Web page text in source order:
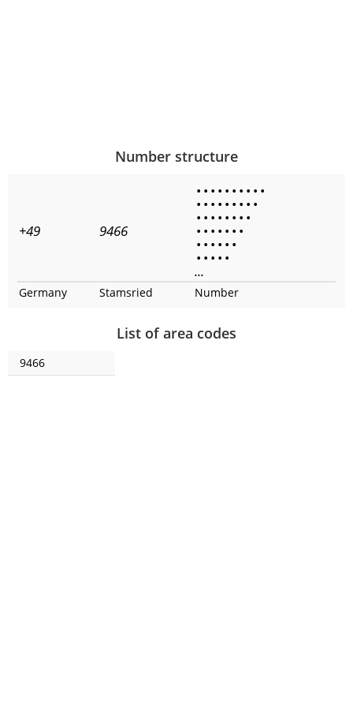
Number structure
+49 9466
• • • • • • • • • •
• • • • • • • • •
• • • • • • • •
• • • • • • •
• • • • • •
• • • • •
...
Germany Stamsried Number
List of area codes
9466